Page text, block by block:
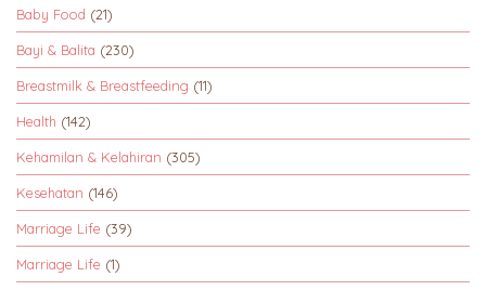
Baby Food (21)
Bayi & Balita (230)
Breastmilk & Breastfeeding (11)
Health (142)
Kehamilan & Kelahiran (305)
Kesehatan (146)
Marriage Life (39)
Marriage Life (1)